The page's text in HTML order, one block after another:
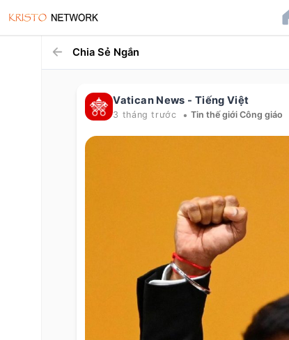
Chia Sẻ Ngắn
Vatican News - Tiếng Việt
3 tháng trước • Tin thế giới Công giáo